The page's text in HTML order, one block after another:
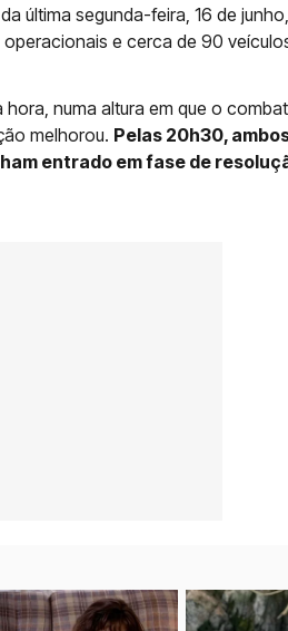
última segunda-feira, 16 de
e cerca de 90
numa altura em que o
melhorou. Pelas 20h30,
entrado em fase de